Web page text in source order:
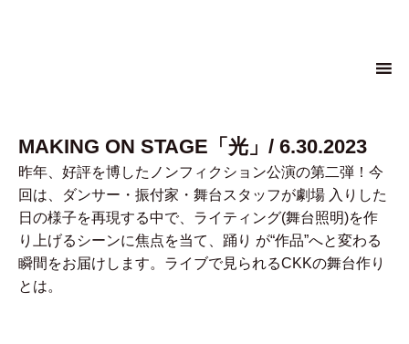
MAKING ON STAGE「光」/ 6.30.2023
昨年、好評を博したノンフィクション公演の第二弾！今
回は、ダンサー・振付家・舞台スタッフが劇場 入りした
日の様子を再現する中で、ライティング(舞台照明)を作
り上げるシーンに焦点を当て、踊り が“作品”へと変わる
瞬間をお届けします。ライブで見られるCKKの舞台作り
とは。